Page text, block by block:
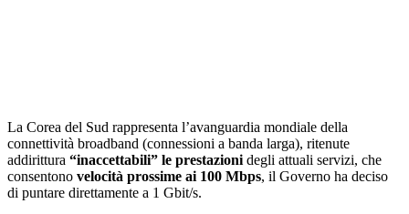
La Corea del Sud rappresenta l’avanguardia mondiale della
connettività broadband (connessioni a banda larga), ritenute
addirittura “inaccettabili” le prestazioni degli attuali servizi, che
consentono velocità prossime ai 100 Mbps, il Governo ha deciso
di puntare direttamente a 1 Gbit/s.